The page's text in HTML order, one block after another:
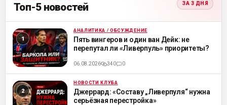
Топ-5 новостей ЗА 3 ДНЯ
ML АНАЛИТИКА / ОБСУЖДЕНИЕ
Пять вингеров и один ван Дейк: не
перепутал ли «Ливерпуль» приоритеты?
06.08.2026 340 0
ML НОВОСТИ КЛУБА
Джеррард: «Составу „Ливерпуля“ нужна
серьёзная перестройка»